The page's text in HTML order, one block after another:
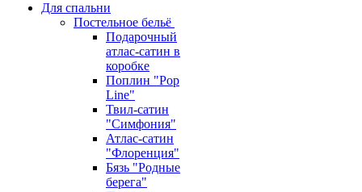
Для спальни
Постельное бельё
Подарочный
атлас-сатин в
коробке
Поплин "Pop
Line"
Твил-сатин
"Симфония"
Атлас-сатин
"Флоренция"
Бязь "Родные
берега"